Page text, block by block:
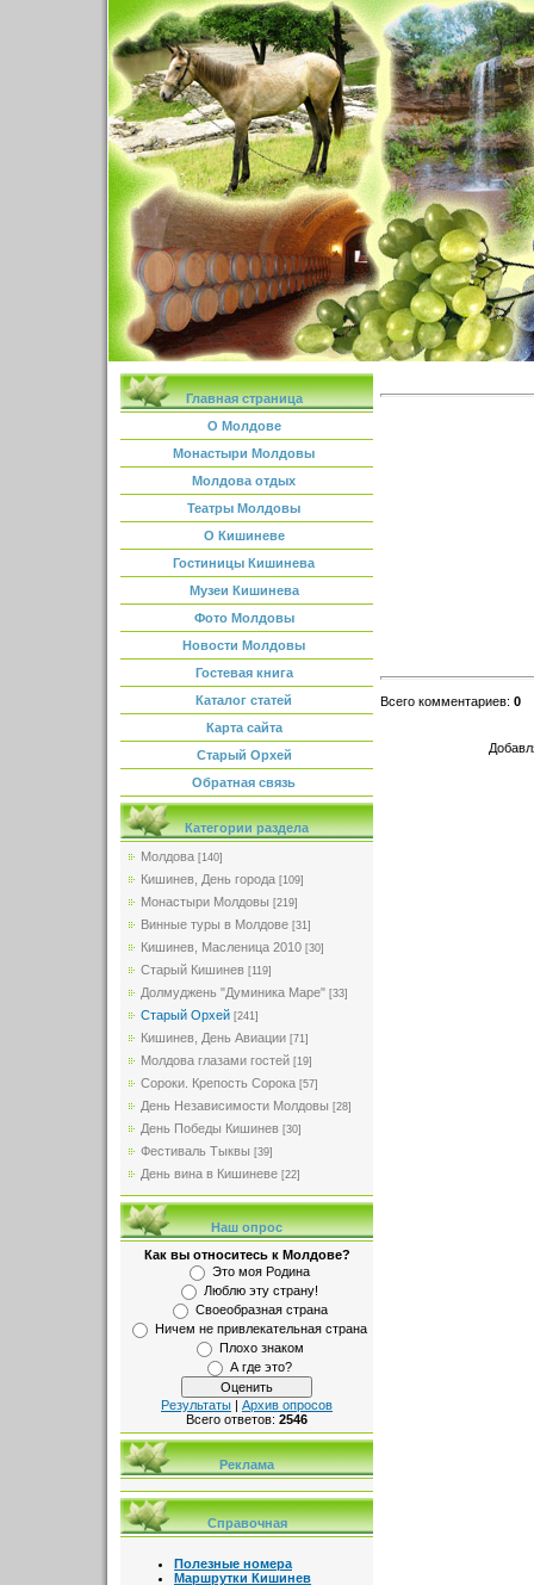
Главная страница
О Молдове
Монастыри Молдовы
Молдова отдых
Театры Молдовы
О Кишиневе
Гостиницы Кишинева
Музеи Кишинева
Фото Молдовы
Новости Молдовы
Гостевая книга
Каталог статей
Карта сайта
Старый Орхей
Обратная связь
Категории раздела
Молдова [140]
Кишинев, День города [109]
Монастыри Молдовы [219]
Винные туры в Молдове [31]
Кишинев, Масленица 2010 [30]
Старый Кишинев [119]
Долмуджень "Думиника Маре" [33]
Старый Орхей [241]
Кишинев, День Авиации [71]
Молдова глазами гостей [19]
Сороки. Крепость Сорока [57]
День Независимости Молдовы [28]
День Победы Кишинев [30]
Фестиваль Тыквы [39]
День вина в Кишиневе [22]
Наш опрос
Как вы относитесь к Молдове?
Это моя Родина
Люблю эту страну!
Своеобразная страна
Ничем не привлекательная страна
Плохо знаком
А где это?
Результаты | Архив опросов
Всего ответов: 2546
Реклама
Справочная
Полезные номера
Маршрутки Кишинев
Всего комментариев: 0